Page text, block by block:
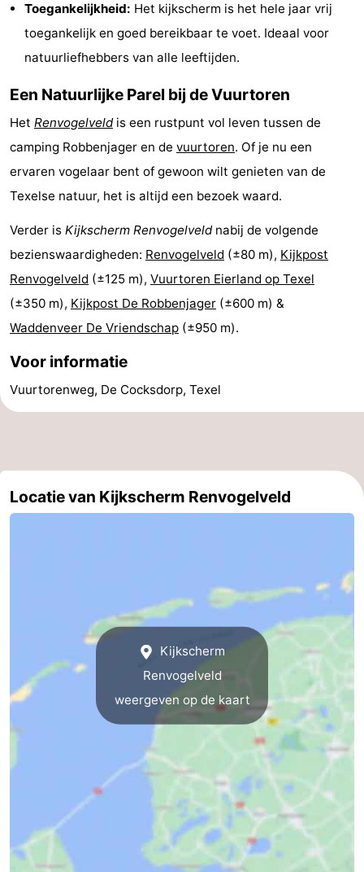
Eibernest
't
Hoogelandt
-
Beach
Park
Texel
-
Buytenveldt
-
De
Krim
-
EuroParcs
Texel
-
Kustpark
Texel
-
Sluftervallei
-
Villapark
-
Zien
Monumenten
Kerken
Rondvaarten
Boerderijen
-
Toegankelijkheid: Het kijkscherm is het hele jaar vrij
toegankelijk en goed bereikbaar te voet. Ideaal voor
natuurliefhebbers van alle leeftijden.
Een Natuurlijke Parel bij de Vuurtoren
Het Renvogelveldis een rustpunt vol leven tussen de
camping Robbenjager en de vuurtoren. Of je nu een
ervaren vogelaar bent of gewoon wilt genieten van de
Texelse natuur, het is altijd een bezoek waard.
Verder is Kijkscherm Renvogelveldnabij de volgende
bezienswaardigheden: Renvogelveld (±80 m), Kijkpost
Renvogelveld (±125 m), Vuurtoren Eierland op Texel
(±350 m), Kijkpost De Robbenjager (±600 m) &
Waddenveer De Vriendschap (±950 m).
Voor informatie
Vuurtorenweg, De Cocksdorp, Texel
Locatie van Kijkscherm Renvogelveld
Kijkscherm
Renvogelveld
weergeven op de kaart